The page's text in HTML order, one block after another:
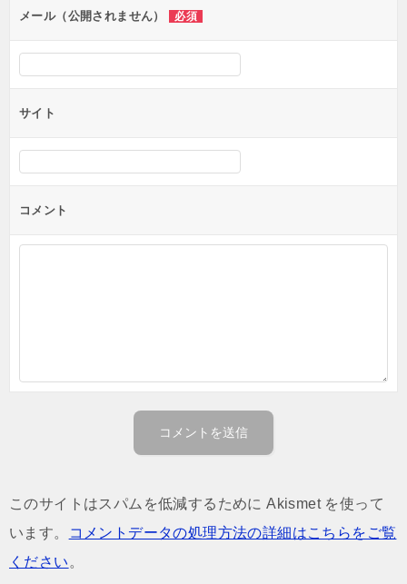
ンメール（公開されません） 必須
サイト
コメント
このサイトはスパムを低減するために Akismet を使って
います。
コメントデータの処理方法の詳細はこちらをご覧
ください 。